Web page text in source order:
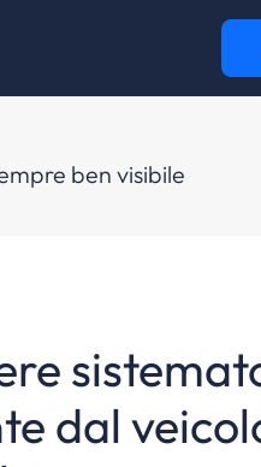
ben visibile
dal